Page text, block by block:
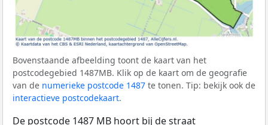
Bovenstaande afbeelding toont de kaart van het
postcodegebied 1487MB. Klik op de kaart om de geografie
van de numerieke postcode 1487 te tonen. Tip: bekijk ook de
interactieve postcodekaart.
De postcode 1487 MB hoort bij de straat